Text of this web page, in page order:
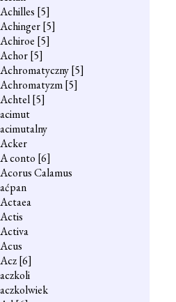
Achilles [5]
Achinger[5]
Achiroe [5]
Achor[5]
Achromatyczny[5]
Achromatyzm[5]
Achtel[5]
acimut
acimutalny
Acker
A conto [6]
Acorus Calamus
aćpan
Actaea
Actis
Activa
Acus
Acz[6]
aczkoli
aczkolwiek